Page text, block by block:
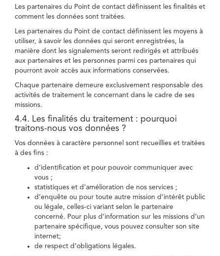
Les partenaires du Point de contact définissent les finalités et
comment les données sont traitées.
Les partenaires du Point de contact définissent les moyens à
utiliser, à savoir les données qui seront enregistrées, la
manière dont les signalements seront redirigés et attribués
aux partenaires et les personnes parmi ces partenaires qui
pourront avoir accès aux informations conservées.
Chaque partenaire demeure exclusivement responsable des
activités de traitement le concernant dans le cadre de ses
missions.
4.4. Les finalités du traitement : pourquoi
traitons-nous vos données ?
Vos données à caractère personnel sont recueillies et traitées
à des fins :
d’identification et pour pouvoir communiquer avec
vous ;
statistiques et d’amélioration de nos services ;
d’enquête ou pour toute autre mission d’intérêt public
ou légale, celles-ci variant selon le partenaire
concerné. Pour plus d’information sur les missions d’un
partenaire spécifique, vous pouvez consulter son site
internet;
de respect d’obligations légales.